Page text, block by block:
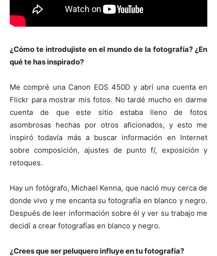
¿Cómo te introdujiste en el mundo de la fotografía? ¿En
qué te has inspirado?
Me compré una Canon EOS 450D y abrí una cuenta en
Flickr para mostrar mis fotos. No tardé mucho en darme
cuenta de que este sitio estaba lleno de fotos
asombrosas hechas por otros aficionados, y esto me
inspiró todavía más a buscar información en Internet
sobre composición, ajustes de punto f/, exposición y
retoques.
Hay un fotógrafo, Michael Kenna, que nació muy cerca de
donde vivo y me encanta su fotografía en blanco y negro.
Después de leer información sobre él y ver su trabajo me
decidí a crear fotografías en blanco y negro.
¿Crees que ser peluquero influye en tu fotografía?